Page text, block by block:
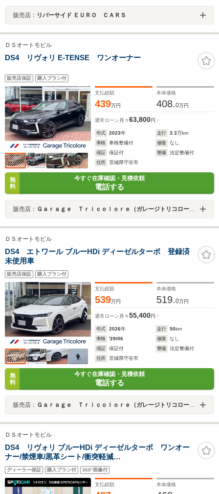
販売店： リバーサイド ＥＵＲＯ ＣＡＲＳ
ＤＳオートモビル
DS4 リヴォリ E-TENSE ワンオーナー
販売店保証 購入プラン付
支払総額
439万円
本体価格
408.0万円
通常ローン 月々63,800円
年式 2023年 走行 3.3万km
車検
車検整備付 修復
なし
保証
保証付 整備
法定整備付
住所
茨城県守谷市
無
料
今すぐ在庫確認・見積依頼
電話する
販売店： Ｇａｒａｇｅ Ｔｒｉｃｏｌｏｒｅ（ガレージトリコロール）
ＤＳオートモビル
DS4 エトワール ブルーHDi ディーゼルターボ 登録済
未使用車
販売店保証 購入プラン付
支払総額
539万円
本体価格
519.0万円
通常ローン 月々55,400円
年式 2026年 走行 50km
車検
'29/06 修復
なし
保証
保証付 整備
法定整備付
住所
茨城県守谷市
無
料
今すぐ在庫確認・見積依頼
電話する
販売店： Ｇａｒａｇｅ Ｔｒｉｃｏｌｏｒｅ（ガレージトリコロール）
ＤＳオートモビル
DS4 リヴォリ ブルーHDi ディーゼルターボ ワンオー
ナー/禁煙車/黒革シート/衝突軽減
B/ACC/Carplay/AndroidAuto/ナビ/全周囲カメラ/シート
ヒーター/ベンチレーション/パワーシート/パワーテールゲ
ート/アルミ/
ディーラー保証 購入プラン付 360°画像付
支払総額 本体価格